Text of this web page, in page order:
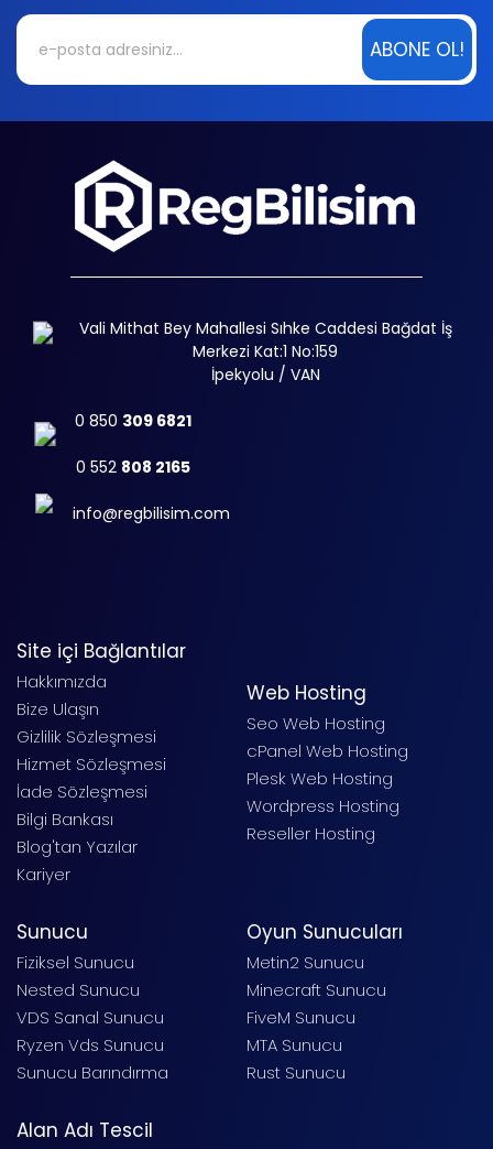
ABONE OL!
Vali Mithat Bey Mahallesi Sıhke Caddesi Bağdat İş
Merkezi Kat:1 No:159
İpekyolu / VAN
0 850 309 6821
0 552 808 2165
info@regbilisim.com
Site içi Bağlantılar
Hakkımızda
Bize Ulaşın
Gizlilik Sözleşmesi
Hizmet Sözleşmesi
İade Sözleşmesi
Bilgi Bankası
Blog'tan Yazılar
Kariyer
Web Hosting
Seo Web Hosting
cPanel Web Hosting
Plesk Web Hosting
Wordpress Hosting
Reseller Hosting
Sunucu
Fiziksel Sunucu
Nested Sunucu
VDS Sanal Sunucu
Ryzen Vds Sunucu
Sunucu Barındırma
Oyun Sunucuları
Metin2 Sunucu
Minecraft Sunucu
FiveM Sunucu
MTA Sunucu
Rust Sunucu
Alan Adı Tescil